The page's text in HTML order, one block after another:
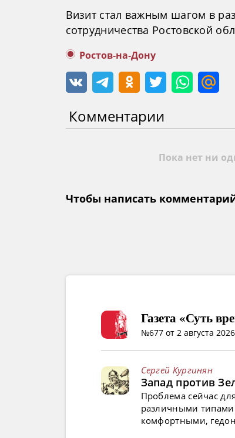
Визит стал важным шагом в
сотрудничества Ростовской
Ростов-на-Дону
Комментарии
Пока нет ни
Чтобы написать
Газета «Суть
№677 от 2 августа
Сергей Кургинян
Запад против
Проблема сейчас
различными
комфортными,